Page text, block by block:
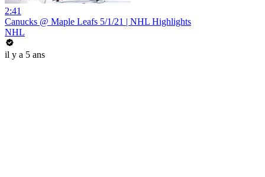
2:41
Canucks @ Maple Leafs 5/1/21 | NHL Highlights
NHL
il y a 5 ans